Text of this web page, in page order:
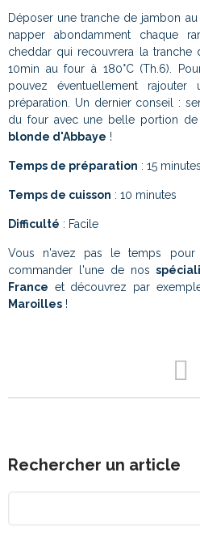
Déposer une tranche de jambon
napper abondamment chaque
cheddar qui recouvrera la tranche
10min au four à 180°C (Th.6).
pouvez éventuellement
préparation. Un dernier conseil :
du four avec une belle portion
blonde d'Abbaye !
Temps de préparation : 15 minutes
Temps de cuisson : 10 minutes
Difficulté : Facile
Vous n'avez pas le temps pour
commander l'une de nos
France et découvrez par
Maroilles !
Rechercher un article